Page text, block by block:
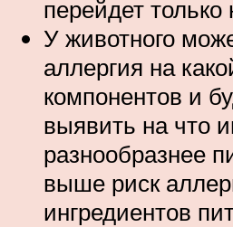
перейдет
У животного
аллергия на
компонентов и
выявить на что
разнообразнее
выше риск
ингредиентов